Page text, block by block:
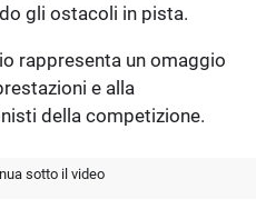
gli ostacoli in pista.
rappresenta un omaggio
e alla
della competizione.
sotto il video